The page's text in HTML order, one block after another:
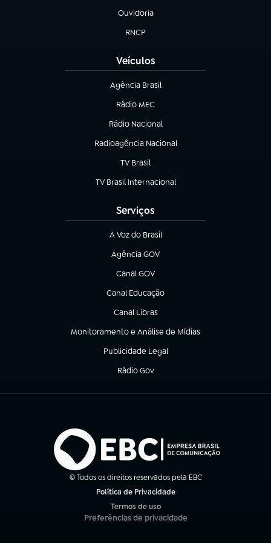
Ouvidoria
(abre em nova aba)
RNCP
(abre em nova aba)
Veículos
Agência Brasil
(abre em nova aba)
Rádio MEC
(abre em nova aba)
Rádio Nacional
Radioagência Nacional
(abre em nova aba)
TV Brasil
(abre em nova aba)
TV Brasil Internacional
(abre em nova aba)
Serviços
A Voz do Brasil
(abre em nova aba)
Agência GOV
(abre em nova aba)
Canal GOV
(abre em nova aba)
Canal Educação
(abre em nova aba)
Canal Libras
(abre em nova aba)
Monitoramento e Análise de Mídias
(abre em nova aba)
Publicidade Legal
(abre em nova aba)
Rádio Gov
(abre em nova aba)
© Todos os direitos reservados pela EBC
Política de Privacidade
Termos de uso
(abre em nova aba)
Preferências de privacidade